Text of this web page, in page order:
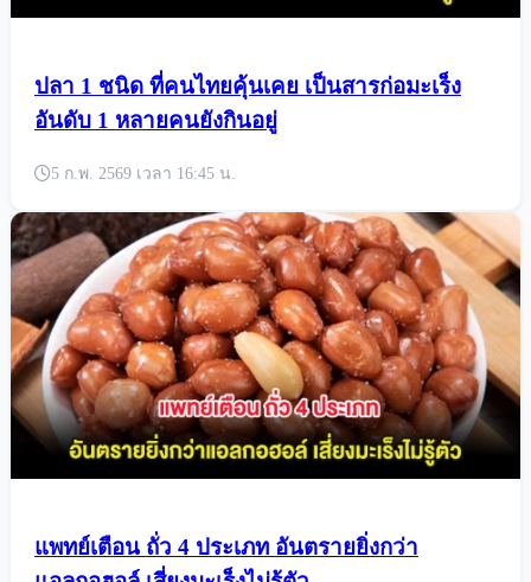
ปลา 1 ชนิด ที่คนไทยคุ้นเคย เป็นสารก่อมะเร็ง
อันดับ 1 หลายคนยังกินอยู่
5 ก.พ. 2569 เวลา 16:45 น.
แพทย์เตือน ถั่ว 4 ประเภท อันตรายยิ่งกว่า